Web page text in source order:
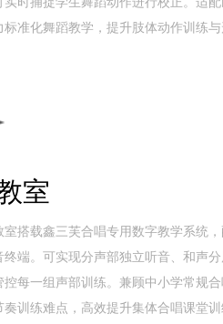
准化舞蹈教学，提升肢体动作训练与
室
室搭载鑫三芙合唱专用数字教学系统
终端。可实现分声部独立听音、和声
控每一组声部训练。兼顾中小学常规
训练难点，高效提升集体合唱课堂训